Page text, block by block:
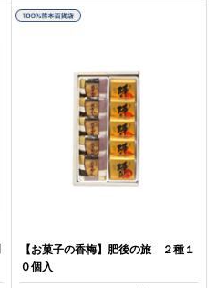
【お菓子の香梅】肥後の旅 ２種１
０個入